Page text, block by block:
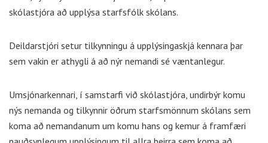
skólastjóra að upplýsa starfsfólk skólans.
Deildarstjóri setur tilkynningu á upplýsingaskjá kennara þar
sem vakin er athygli á að nýr nemandi sé væntanlegur.
Umsjónarkennari, í samstarfi við skólastjóra, undirbýr komu
nýs nemanda og tilkynnir öðrum starfsmönnum skólans sem
koma að nemandanum um komu hans og kemur á framfæri